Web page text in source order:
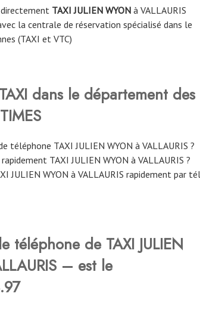
TAXI JULIEN WYON à VALLAURIS
la centrale de réservation spécialisé dans le
(TAXI et VTC)
dans le département des
téléphone TAXI JULIEN WYON à VALLAURIS ?
TAXI JULIEN WYON à VALLAURIS ?
JULIEN WYON à VALLAURIS rapidement par
téléphone de TAXI JULIEN
– est le